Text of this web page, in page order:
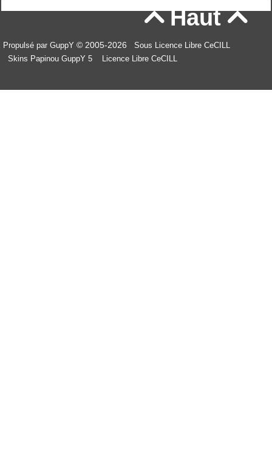
Haut
Propulsé par GuppY © 2005-2026
Sous Licence Libre CeCILL
Skins Papinou GuppY 5
Licence Libre CeCILL